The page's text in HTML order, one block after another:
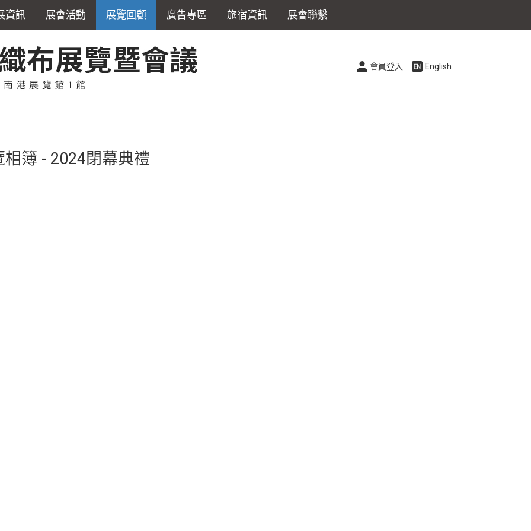
資訊 展會活動 展覽回顧 廣告專區 旅宿資訊 展會聯繫
會員登入 English
相簿 - 2024閉幕典禮